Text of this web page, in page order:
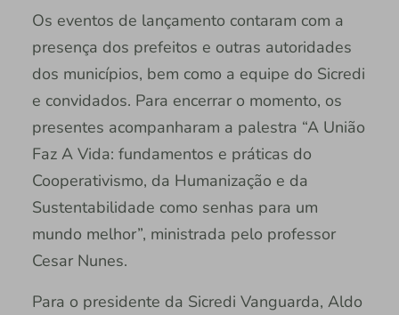
Os eventos de lançamento contaram com a
presença dos prefeitos e outras autoridades
dos municípios, bem como a equipe do Sicredi
e convidados. Para encerrar o momento, os
presentes acompanharam a palestra “A União
Faz A Vida: fundamentos e práticas do
Cooperativismo, da Humanização e da
Sustentabilidade como senhas para um
mundo melhor”, ministrada pelo professor
Cesar Nunes.
Para o presidente da Sicredi Vanguarda, Aldo